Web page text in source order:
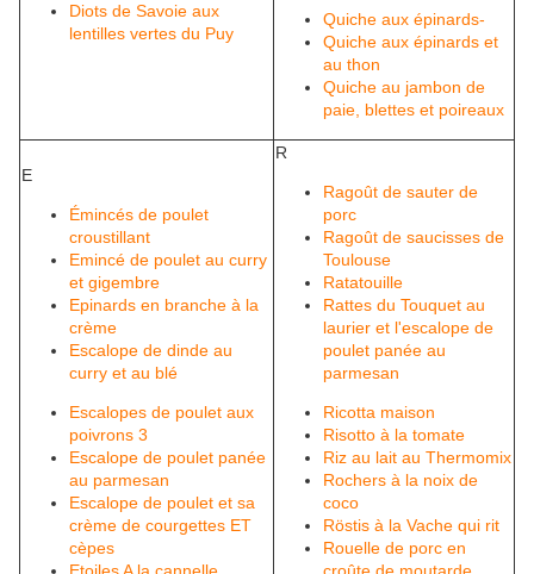
Diots de Savoie aux
lentilles vertes du Puy
Quiche aux épinards-
Quiche aux épinards et
au thon
Quiche au jambon de
paie, blettes et poireaux
E
Émincés de poulet
croustillant
Emincé de poulet au curry
et gigembre
Epinards en branche à la
crème
Escalope de dinde au
curry et au blé
Escalopes de poulet aux
poivrons 3
Escalope de poulet panée
au parmesan
Escalope de poulet et sa
crème de courgettes ET
cèpes
R
Ragoût de sauter de
porc
Ragoût de saucisses de
Toulouse
Ratatouille
Rattes du Touquet au
laurier et l'escalope de
poulet panée au
parmesan
Ricotta maison
Risotto à la tomate
Riz au lait au Thermomix
Rochers à la noix de
coco
Röstis à la Vache qui rit
Rouelle de porc en